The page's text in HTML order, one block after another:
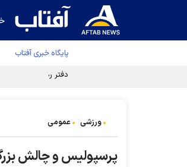
پایگاه خبری آفتاب
دفتر رهبر انقلاب
ورزشی عمومی
پرسپولیس و چالش